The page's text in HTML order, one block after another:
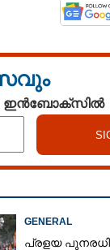
ഇൻബോക്സിൽ
GENERAL
പ്രളയ